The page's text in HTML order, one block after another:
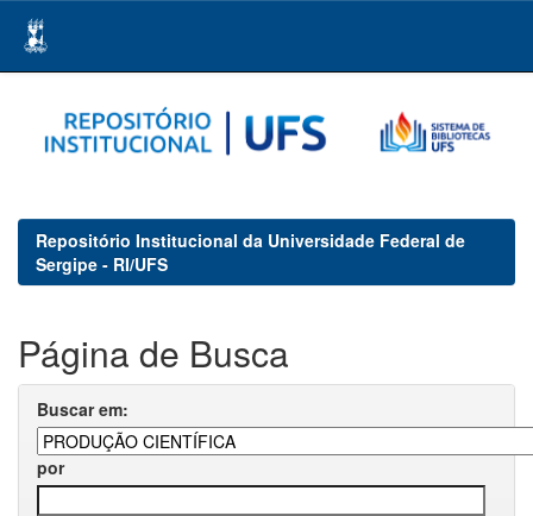
navigation
Repositório Institucional da Universidade Federal de
Sergipe - RI/UFS
Página de Busca
Buscar em:
por